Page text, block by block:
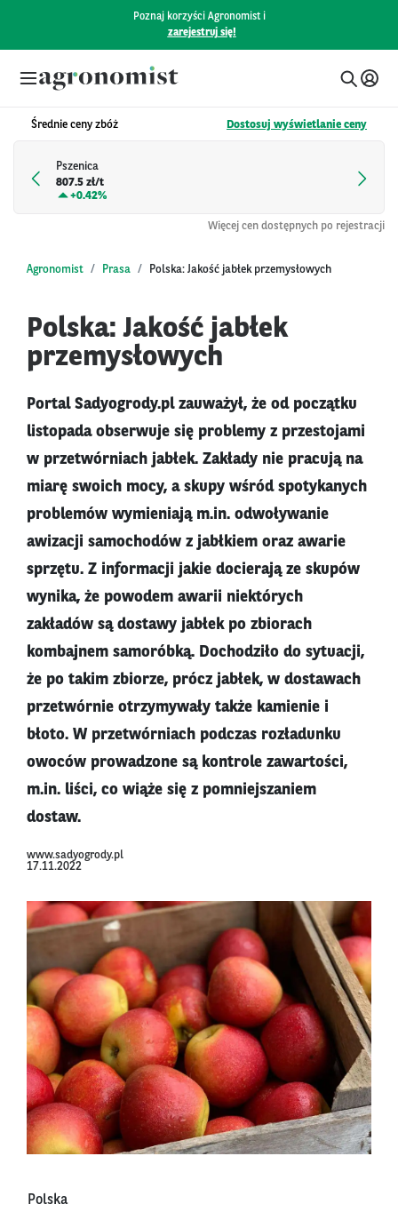
Poznaj korzyści Agronomist i
zarejestruj się!
Średnie ceny zbóż Dostosuj wyświetlanie ceny
Pszenica
807.5 zł/t
+0.42%
Więcej cen dostępnych po rejestracji
Agronomist Prasa Polska: Jakość jabłek przemysłowych
Polska: Jakość jabłek
przemysłowych
Portal Sadyogrody.pl zauważył, że od początku
listopada obserwuje się problemy z przestojami
w przetwórniach jabłek. Zakłady nie pracują na
miarę swoich mocy, a skupy wśród spotykanych
problemów wymieniają m.in. odwoływanie
awizacji samochodów z jabłkiem oraz awarie
sprzętu. Z informacji jakie docierają ze skupów
wynika, że powodem awarii niektórych
zakładów są dostawy jabłek po zbiorach
kombajnem samoróbką. Dochodziło do sytuacji,
że po takim zbiorze, prócz jabłek, w dostawach
przetwórnie otrzymywały także kamienie i
błoto. W przetwórniach podczas rozładunku
owoców prowadzone są kontrole zawartości,
m.in. liści, co wiąże się z pomniejszaniem
dostaw.
www.sadyogrody.pl
17.11.2022
Polska